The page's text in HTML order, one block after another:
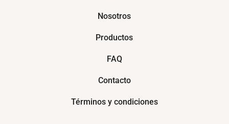
Nosotros
Productos
FAQ
Contacto
Términos y condiciones